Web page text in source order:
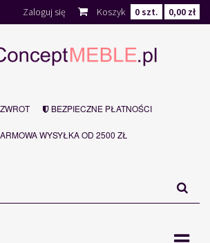
Koszyk 0szt. 0,00 zł
Zaloguj się
BEZPIECZNE PŁATNOŚCI
WYSYŁKA OD 2500 ZŁ